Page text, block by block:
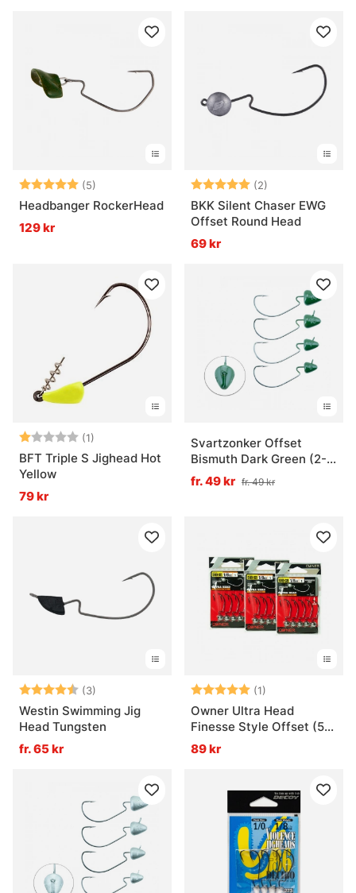
Betyg: (5)
5.0 utav 5 stjärnor
Headbanger RockerHead
129 kr
Betyg: (2)
BKK Silent Chaser EWG
Offset Round Head
69 kr
Betyg: (1)
1.0 utav 5 stjärnor
BFT Triple S Jighead Hot
Yellow
79 kr
Svartzonker Offset
Bismuth Dark Green (2-
pack)
fr. 49 kr fr. 49 kr
Betyg: (3)
4.7 utav 5 stjärnor
Westin Swimming Jig
Head Tungsten
fr. 65 kr
Betyg: (1)
Owner Ultra Head
Finesse Style Offset (5-
Pack)
89 kr